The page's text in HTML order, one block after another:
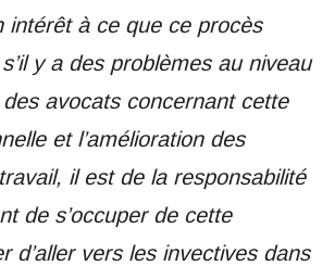
intérêt à ce que ce procès
y a des problèmes au niveau
des avocats concernant cette
et l’amélioration des
il est de la responsabilité
de s’occuper de cette
d’aller vers les invectives dans